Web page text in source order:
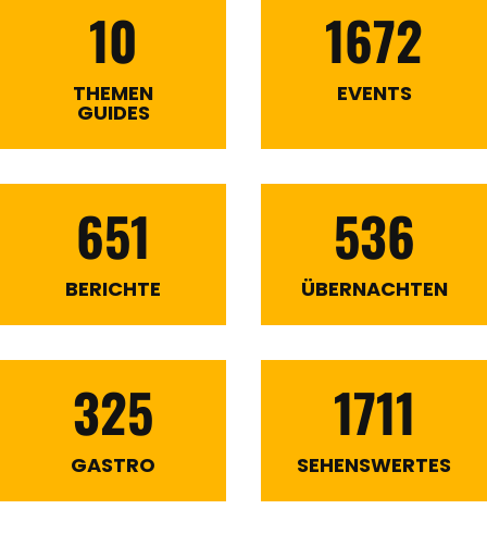
10
THEMEN
GUIDES
1672
EVENTS
651
BERICHTE
536
ÜBERNACHTEN
325
GASTRO
1711
SEHENSWERTES